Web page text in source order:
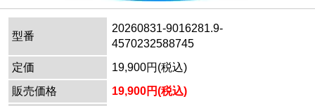
型番
20260831-9016281.9-
4570232588745
定価
19,900円(税込)
販売価格
19,900円(税込)